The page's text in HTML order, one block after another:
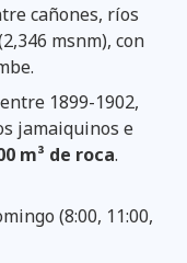
cañones, ríos
msnm), con
1899-1902,
jamaiquinos e
m³ de roca.
(8:00, 11:00,